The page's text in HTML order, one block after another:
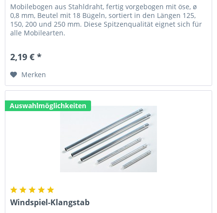
Mobilebogen aus Stahldraht, fertig vorgebogen mit öse, ø
0,8 mm, Beutel mit 18 Bügeln, sortiert in den Längen 125,
150, 200 und 250 mm. Diese Spitzenqualität eignet sich für
alle Mobilearten.
2,19 € *
Merken
Auswahlmöglichkeiten
Windspiel-Klangstab